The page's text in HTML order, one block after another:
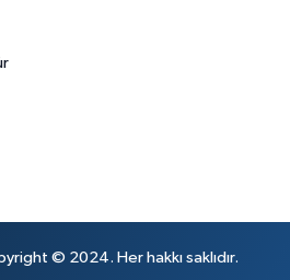
© 2024. Her hakkı saklıdır.